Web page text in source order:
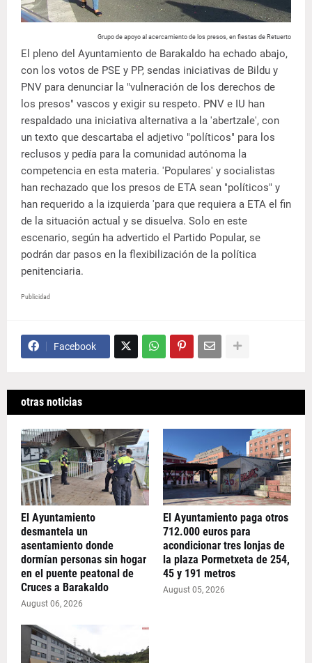
Grupo de apoyo al acercamiento de los presos, en fiestas de Retuerto
El pleno del Ayuntamiento de Barakaldo ha echado abajo,
con los votos de PSE y PP, sendas iniciativas de Bildu y
PNV para denunciar la "vulneración de los derechos de
los presos" vascos y exigir su respeto. PNV e IU han
respaldado una iniciativa alternativa a la 'abertzale', con
un texto que descartaba el adjetivo "políticos" para los
reclusos y pedía para la comunidad autónoma la
competencia en esta materia. 'Populares' y socialistas
han rechazado que los presos de ETA sean "políticos" y
han requerido a la izquierda 'para que requiera a ETA el fin
de la situación actual y se disuelva. Solo en este
escenario, según ha advertido el Partido Popular, se
podrán dar pasos en la flexibilización de la política
penitenciaria.
Publicidad
Facebook
otras noticias
El Ayuntamiento
desmantela un
asentamiento donde
dormían personas sin hogar
en el puente peatonal de
Cruces a Barakaldo
August 06, 2026
El Ayuntamiento paga otros
712.000 euros para
acondicionar tres lonjas de
la plaza Pormetxeta de 254,
45 y 191 metros
August 05, 2026